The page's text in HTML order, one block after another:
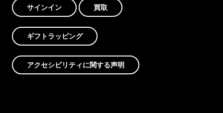
サインイン 買取
ギフトラッピング
アクセシビリティに関する声明